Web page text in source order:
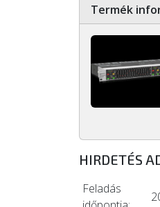
Termék
HIRDETÉS
Feladás